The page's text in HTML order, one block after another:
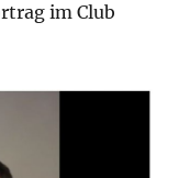
im Club